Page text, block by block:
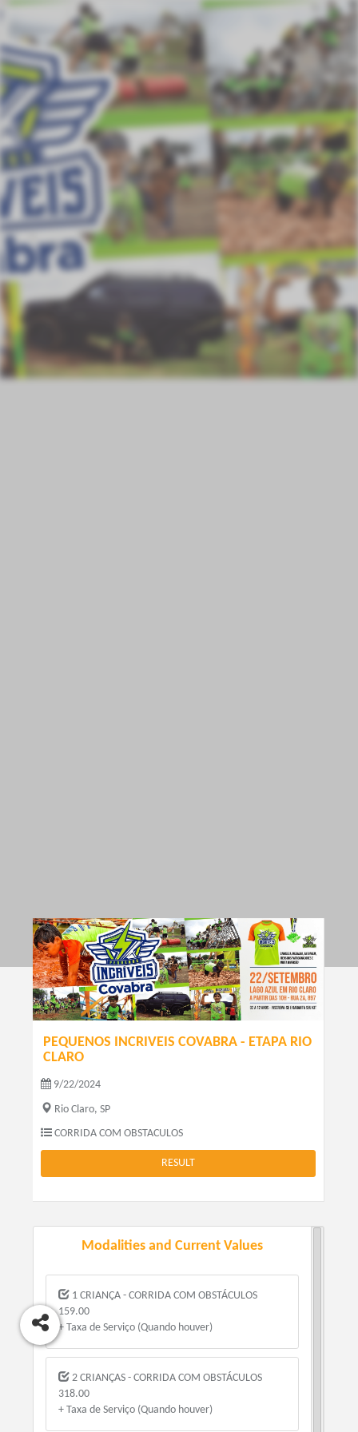
PEQUENOS INCRIVEIS COVABRA - ETAPA RIO
CLARO
9/22/2024
Rio Claro, SP
CORRIDA COM OBSTACULOS
RESULT
Modalities and Current Values
1 CRIANÇA - CORRIDA COM OBSTÁCULOS
159.00
+ Taxa de Serviço (Quando houver)
2 CRIANÇAS - CORRIDA COM OBSTÁCULOS
318.00
+ Taxa de Serviço (Quando houver)